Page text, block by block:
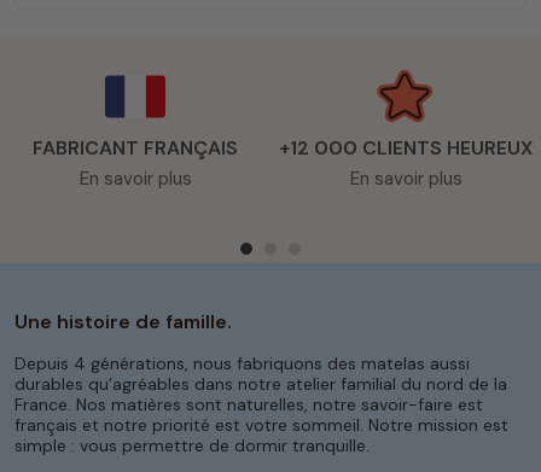
FABRICANT FRANÇAIS
En savoir plus
+12 000 CLIENTS HEUREUX
En savoir plus
Une histoire de famille.
Depuis 4 générations, nous fabriquons des matelas aussi
durables qu’agréables dans notre atelier familial du nord de la
France. Nos matières sont naturelles, notre savoir-faire est
français et notre priorité est votre sommeil. Notre mission est
simple : vous permettre de dormir tranquille.